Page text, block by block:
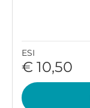
ESI
€ 10,50